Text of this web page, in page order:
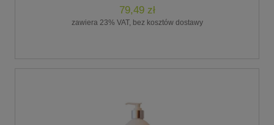
79,49 zł
zawiera 23% VAT, bez kosztów dostawy